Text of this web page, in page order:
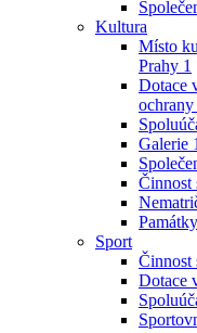
Kultura
Místo
Prahy 1
Dotace
Galerie 1
Činnost
Sport
Činnost
Dotace